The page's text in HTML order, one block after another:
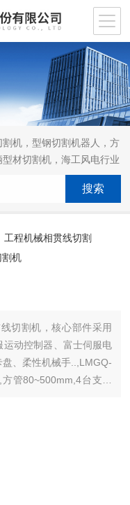
机，型钢切割机器人，方
材切割机，海工风电行业
工程机械相贯线切割
机
切割机，核心部件采用
动控制器、富士伺服电
、柔性机械手..,LMGQ-
管80~500mm,4台支撑